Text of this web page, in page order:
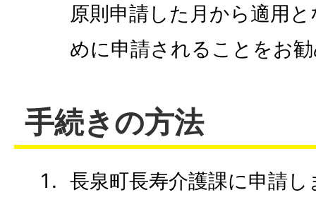
原則申請した月から適用
めに申請されることをお
手続きの方法
長泉町長寿介護課に申請し